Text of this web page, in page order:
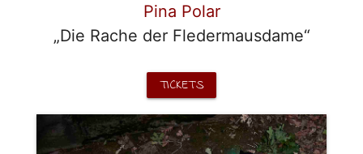
Pina Polar
„Die Rache der Fledermausdame“
TICKETS